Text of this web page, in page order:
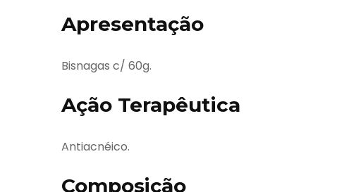
Apresentação
Bisnagas c/ 60g.
Ação Terapêutica
Antiacnéico.
Composição